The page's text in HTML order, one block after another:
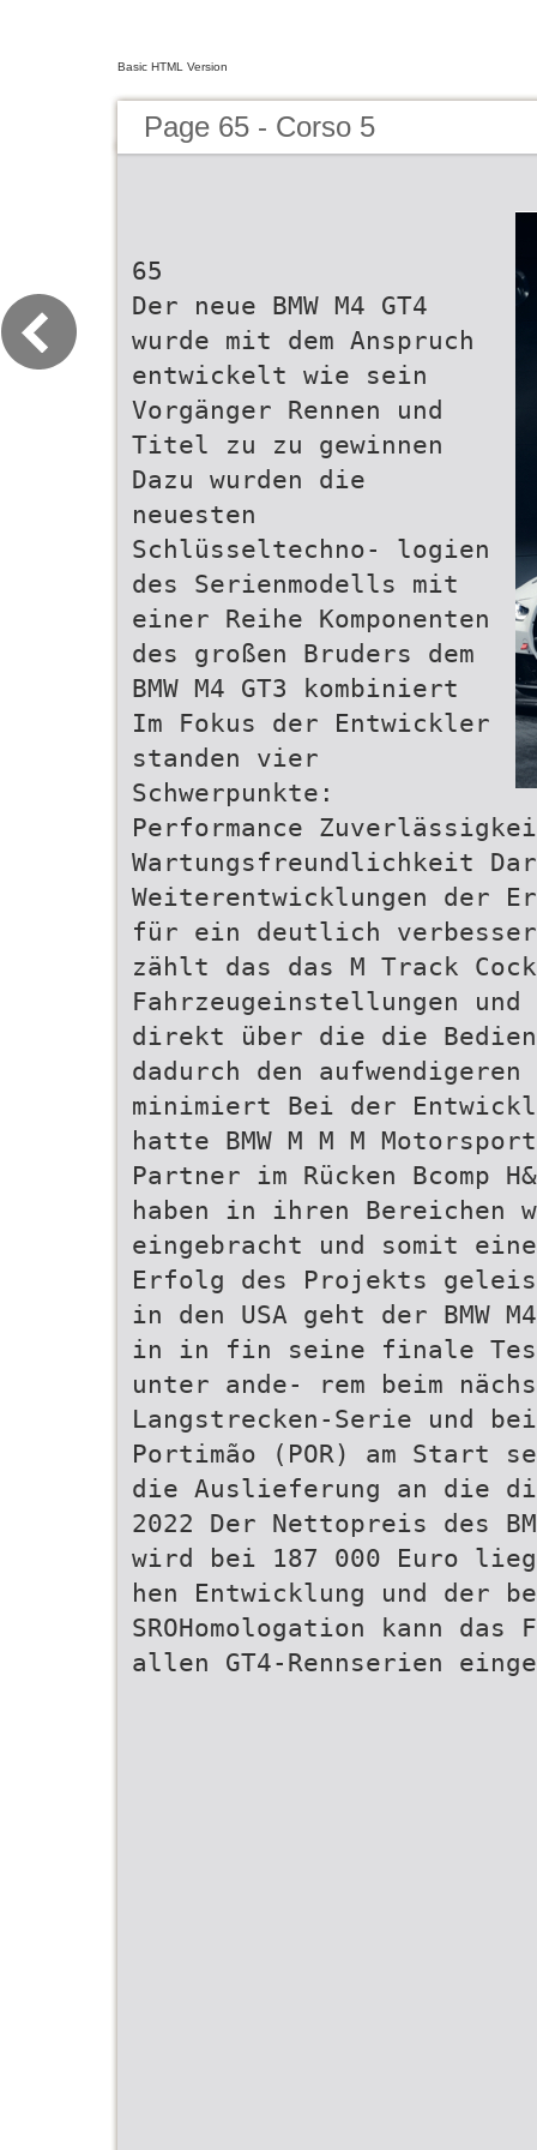
Basic HTML Version
Page 65 - Corso 5
65
Der neue BMW M4 GT4
wurde mit dem Anspruch
entwickelt wie sein
Vorgänger Rennen und
Titel zu zu gewinnen
Dazu wurden die
neuesten
Schlüsseltechno- logien
des Serienmodells mit
einer Reihe Komponenten
des großen Bruders dem
BMW M4 GT3 kombiniert
Im Fokus der Entwickler
standen vier
Schwerpunkte:
Performance
Wartungsfreundlichkeit
Weiterentwicklungen der
für ein deutlich
zählt das das M Track
Fahrzeugeinstellungen und
direkt über die die
dadurch den
minimiert Bei der
hatte BMW M M M
Partner im Rücken Bcomp H&R
haben in ihren Bereichen
eingebracht und somit
Erfolg des Projekts
in den USA geht der BMW
in in fin seine finale
unter ande- rem beim
Langstrecken-Serie und
Portimão (POR) am Start
die Auslieferung an die
2022 Der Nettopreis des
wird bei 187 000 Euro
hen Entwicklung und der
SROHomologation kann
allen GT4-Rennserien